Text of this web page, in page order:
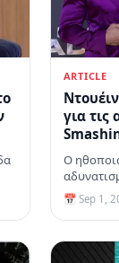
ARTICLE
για τις
Ο
του
📅 Sep 1,